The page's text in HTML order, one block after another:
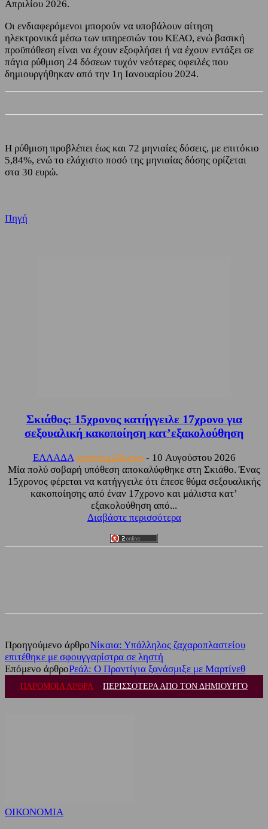
Απριλίου 2026.
Οι ενδιαφερόμενοι μπορούν να υποβάλουν αίτηση
ηλεκτρονικά μέσω των υπηρεσιών του ΚΕΑΟ, ενώ βασική
προϋπόθεση είναι να έχουν εξοφλήσει ή να έχουν εντάξει σε
πάγια ρύθμιση 24 δόσεων τυχόν νεότερες οφειλές που
δημιουργήθηκαν από την 1η Ιανουαρίου 2024.
Η ρύθμιση προβλέπει έως και 72 μηνιαίες δόσεις, με επιτόκιο
5,84%, ενώ το ελάχιστο ποσό της μηνιαίας δόσης ορίζεται
στα 30 ευρώ.
Πηγή
Σκιάθος: 15χρονος κατήγγειλε 17χρονο για
σεξουαλική κακοποίηση κατ’εξακολούθηση
ΕΛΛΑΔΑ sporting24news - 10 Αυγούστου 2026
Μία πολύ σοβαρή υπόθεση αποκαλύφθηκε στη Σκιάθο. Ένας
15χρονος φέρεται να κατήγγειλε ότι έπεσε θύμα σεξουαλικής
κακοποίησης από έναν 17χρονο και μάλιστα κατ’
εξακολούθηση από...
Διαβάστε περισσότερα
Προηγούμενο άρθροΝίκαια: Υπάλληλος ζαχαροπλαστείου
επιτέθηκε με σφουγγαρίστρα σε ληστή
Επόμενο άρθροΡεάλ: Ο Πραντίγια ξανάσμιξε με Μαρτίνεθ
ΠΑΡΟΜΟΙΑ ΑΡΘΡΑ ΠΕΡΙΣΣΟΤΕΡΑ ΑΠΟ ΤΟΝ ΔΗΜΙΟΥΡΓΟ
ΟΙΚΟΝΟΜΙΑ